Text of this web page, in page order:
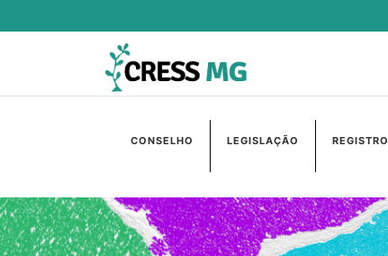
CONSELHO LEGISLAÇÃO REGISTRO